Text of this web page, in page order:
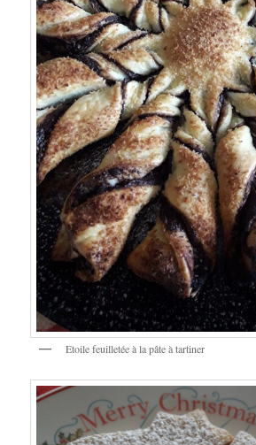
Etoile feuilletée à la pâte à tartiner